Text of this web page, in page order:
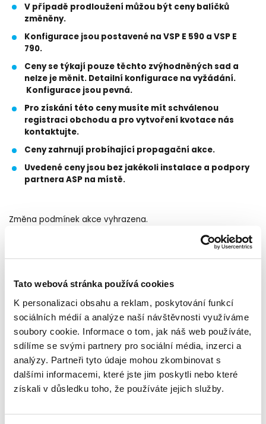
Tato webová stránka používá cookies
K personalizaci obsahu a reklam, poskytování funkcí
sociálních médií a analýze naší návštěvnosti využíváme
soubory cookie. Informace o tom, jak náš web používáte,
sdílíme se svými partnery pro sociální média, inzerci a
analýzy. Partneři tyto údaje mohou zkombinovat s
dalšími informacemi, které jste jim poskytli nebo které
získali v důsledku toho, že používáte jejich služby.
V případě prodloužení můžou být ceny balíčků
změněny.
Konfigurace jsou postavené na VSP E 590 a VSP E
790.
Ceny se týkají pouze těchto zvýhodněných sad a
nelze je měnit. Detailní konfigurace na vyžádání.
Konfigurace jsou pevná.
Pro získání této ceny musíte mít schválenou
registraci obchodu a pro vytvoření kvotace nás
kontaktujte.
Ceny zahrnují probíhající propagační akce.
Uvedené ceny jsou bez jakékoli instalace a podpory
partnera ASP na místě.
Změna podmínek akce vyhrazena.